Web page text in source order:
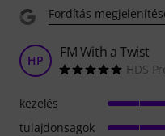
Fordítás
HP FM With a Twist
HDS
kezelés
tulajdonsagok